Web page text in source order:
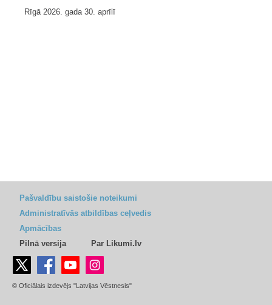
Rīgā 2026. gada 30. aprīlī
Pašvaldību saistošie noteikumi
Administratīvās atbildības ceļvedis
Apmācības
Pilnā versija
Par Likumi.lv
© Oficiālais izdevējs "Latvijas Vēstnesis"